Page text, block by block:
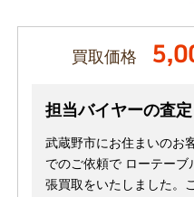
買取価格
担当バイヤーの査
武蔵野市にお住まいのお
でのご依頼で ローテーブ
張買取をいたしました。